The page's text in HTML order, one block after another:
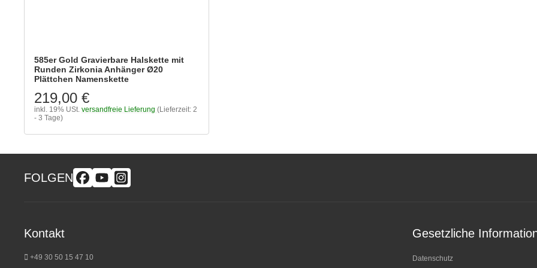
585er Gold Gravierbare Halskette mit
Runden Zirkonia Anhänger Ø20
Plättchen Namenskette
219,00 €
inkl. 19% USt. versandfreie Lieferung (Lieferzeit: 2
- 3 Tage)
FOLGEN
Kontakt
+49 30 50 15 47 10
Gesetzliche
Datenschutz